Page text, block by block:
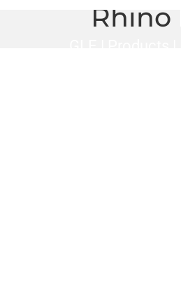
Rhino